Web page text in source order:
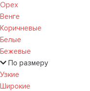
Орех
Венге
Коричневые
Белые
Бежевые
По размеру
Узкие
Широкие